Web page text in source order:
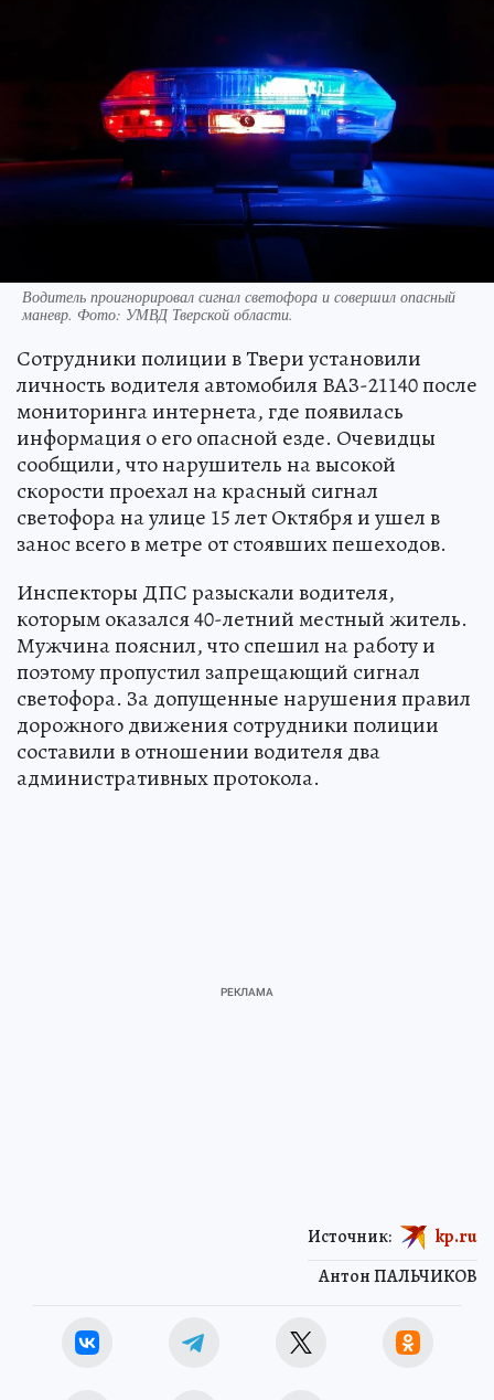
Водитель проигнорировал сигнал светофора и совершил опасный
маневр. Фото: УМВД Тверской области.
Сотрудники полиции в Твери установили
личность водителя автомобиля ВАЗ-21140 после
мониторинга интернета, где появилась
информация о его опасной езде. Очевидцы
сообщили, что нарушитель на высокой
скорости проехал на красный сигнал
светофора на улице 15 лет Октября и ушел в
занос всего в метре от стоявших пешеходов.
Инспекторы ДПС разыскали водителя,
которым оказался 40-летний местный житель.
Мужчина пояснил, что спешил на работу и
поэтому пропустил запрещающий сигнал
светофора. За допущенные нарушения правил
дорожного движения сотрудники полиции
составили в отношении водителя два
административных протокола.
Антон ПАЛЬЧИКОВ
Источник: kp.ru